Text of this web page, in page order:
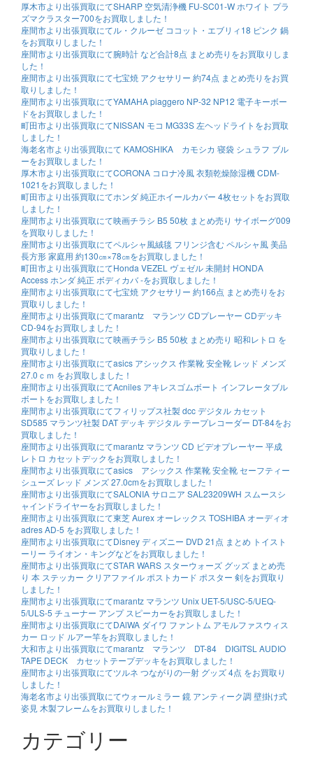
厚木市より出張買取にてSHARP 空気清浄機 FU-SC01-W ホワイト プラ
ズマクラスター700をお買取しました！
座間市より出張買取にてル・クルーゼ ココット・エブリィ18 ピンク 鍋
をお買取りしました！
座間市より出張買取にて腕時計 など合計8点 まとめ売りをお買取りしま
した！
座間市より出張買取にて七宝焼 アクセサリー 約74点 まとめ売りをお買
取りしました！
座間市より出張買取にてYAMAHA piaggero NP-32 NP12 電子キーボー
ドをお買取しました！
町田市より出張買取にてNISSAN モコ MG33S 左ヘッドライトをお買取
しました！
海老名市より出張買取にて KAMOSHIKA カモシカ 寝袋 シュラフ ブル
ーをお買取しました！
厚木市より出張買取にてCORONA コロナ冷風 衣類乾燥除湿機 CDM-
1021をお買取しました！
町田市より出張買取にてホンダ 純正ホイールカバー 4枚セットをお買取
しました！
座間市より出張買取にて映画チラシ B5 50枚 まとめ売り サイボーグ009
を買取りしました！
座間市より出張買取にてペルシャ風絨毯 フリンジ含む ペルシャ風 美品
長方形 家庭用 約130㎝×78㎝をお買取しました！
町田市より出張買取にてHonda VEZEL ヴェゼル 未開封 HONDA
Access ホンダ 純正 ボディカバ -をお買取しました！
座間市より出張買取にて七宝焼 アクセサリー 約166点 まとめ売りをお
買取りしました！
座間市より出張買取にてmarantz マランツ CDプレーヤー CDデッキ
CD-94をお買取しました！
座間市より出張買取にて映画チラシ B5 50枚 まとめ売り 昭和レトロ を
買取りしました！
座間市より出張買取にてasics アシックス 作業靴 安全靴 レッド メンズ
27.0ｃｍ をお買取しました！
座間市より出張買取にてAcniles アキレスゴムボート インフレータブル
ボートをお買取しました！
座間市より出張買取にてフィリップス社製 dcc デジタル カセット
SD585 マランツ社製 DAT デッキ デジタル テープレコーダー DT-84をお
買取しました！
座間市より出張買取にてmarantz マランツ CD ビデオプレーヤー 平成
レトロ カセットデックをお買取しました！
座間市より出張買取にてasics アシックス 作業靴 安全靴 セーフティー
シューズ レッド メンズ 27.0cmをお買取しました！
座間市より出張買取にてSALONIA サロニア SAL23209WH スムースシ
ャインドライヤーをお買取しました！
座間市より出張買取にて東芝 Aurex オーレックス TOSHIBA オーディオ
adres AD-5 をお買取しました！
座間市より出張買取にてDisney ディズニー DVD 21点 まとめ トイスト
ーリー ライオン・キングなどをお買取しました！
座間市より出張買取にてSTAR WARS スターウォーズ グッズ まとめ売
り 本 ステッカー クリアファイル ポストカード ポスター 剣をお買取り
しました！
座間市より出張買取にてmarantz マランツ Unix UET-5/USC-5/UEQ-
5/ULS-5 チューナー アンプ スピーカーをお買取しました！
座間市より出張買取にてDAlWA ダイワ ファントム アモルファスウィス
カー ロッド ルアー竿をお買取しました！
大和市より出張買取にてmarantz マランツ DT-84 DIGITSL AUDIO
TAPE DECK カセットテープデッキをお買取しました！
座間市より出張買取にてツルネ つながりの一射 グッズ 4点 をお買取り
しました！
海老名市より出張買取にてウォールミラー 鏡 アンティーク調 壁掛け式
姿見 木製フレームをお買取りしました！
カテゴリー